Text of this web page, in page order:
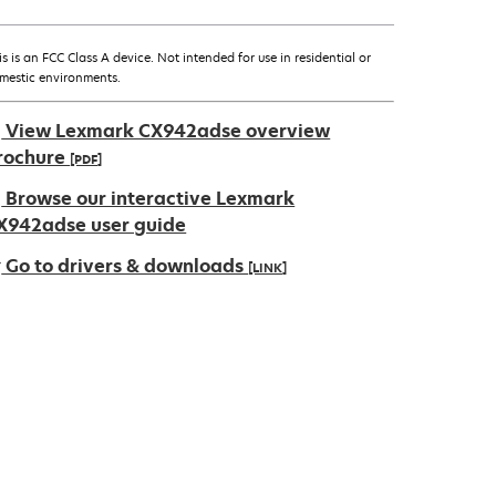
is an FCC Class A device. Not intended for use in residential or
environments.
View Lexmark CX942adse overview
[PDF]
Browse our interactive Lexmark
user guide
Go to drivers & downloads [LINK]